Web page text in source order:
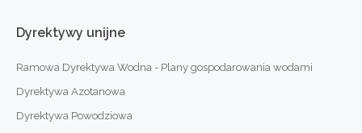
Dyrektywy unijne
Ramowa Dyrektywa Wodna - Plany gospodarowania wodami
Dyrektywa Azotanowa
Dyrektywa Powodziowa